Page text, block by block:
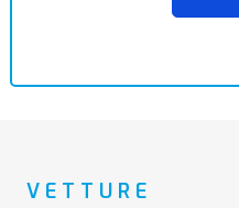
VETTURE